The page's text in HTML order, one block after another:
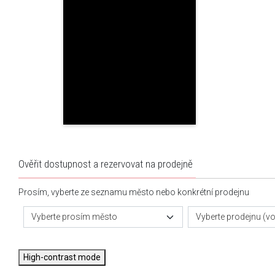
Ověřit dostupnost a rezervovat na prodejně
Prosím, vyberte ze seznamu město nebo konkrétní prodejnu
Vyberte prosím město Vyberte prodejnu
High-contrast mode